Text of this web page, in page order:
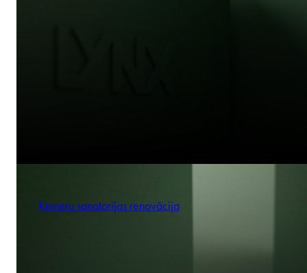
Ķemeru sanatorijas renovācija